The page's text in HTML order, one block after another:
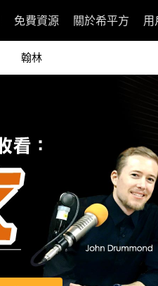
免費資源 關於希平方 用
翰林